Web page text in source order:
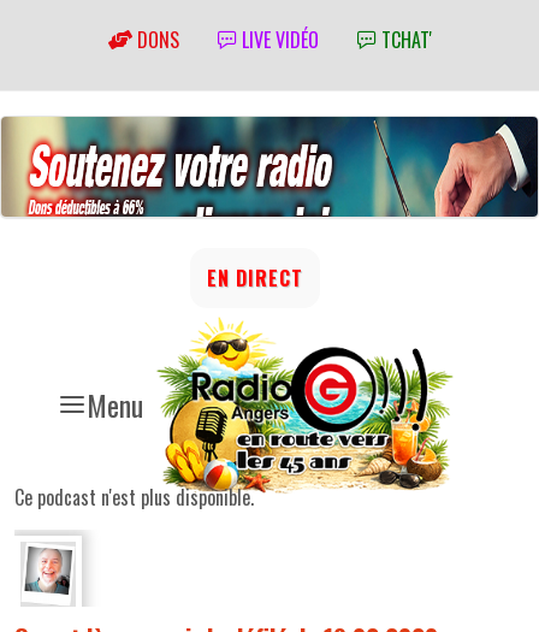
DONS LIVE VIDÉO TCHAT'
Menu
EN DIRECT
Ce podcast n'est plus disponible.